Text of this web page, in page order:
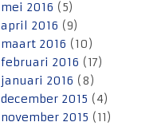
mei 2016 (5)
april 2016 (9)
maart 2016 (10)
februari 2016 (17)
januari 2016 (8)
december 2015 (4)
november 2015 (11)